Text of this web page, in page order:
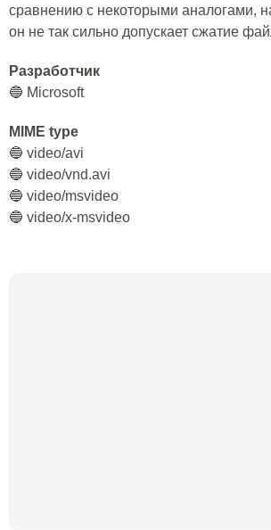
сравнению с некоторыми аналогами,
он не так сильно допускает сжатие
Разработчик
🔵 Microsoft
MIME type
🔵 video/avi
🔵 video/vnd.avi
🔵 video/msvideo
🔵 video/x-msvideo